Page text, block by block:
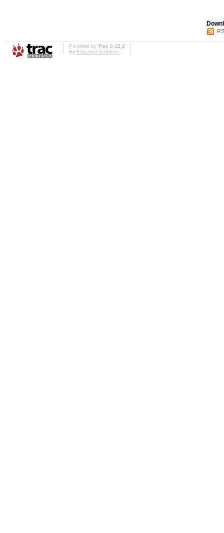
Powered by Trac 0.12.2
By Edgewall Software.